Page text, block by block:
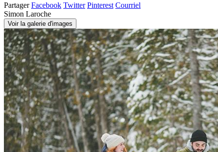
Partager Facebook Twitter Pinterest Courriel
Simon Laroche
Voir la galerie d'images